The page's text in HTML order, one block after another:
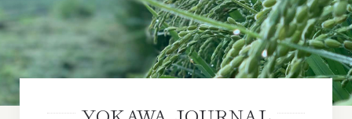
取り扱い商品
アクセス・お問い合わせ